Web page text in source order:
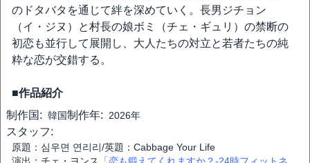
のドタバタを通じて絆を深めていく。長男ジチョン
（イ・ジヌ）と村長の娘ボミ（チェ・ギュリ）の禁断の
初恋も並行して展開し、大人たちの対立と若者たちの純
粋な恋が交錯する。
■作品紹介
制作国: 韓国制作年: 2026年
スタッフ:
原題：심우면 연리리/英題：Cabbage Your Life